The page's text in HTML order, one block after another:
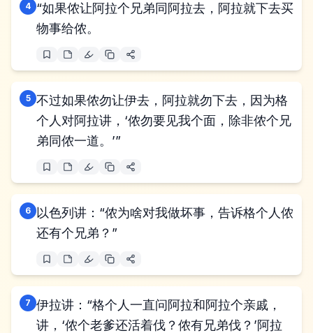
4 “如果侬让阿拉个兄弟同阿拉去，阿拉就下去买
物事给侬。
5 不过如果侬勿让伊去，阿拉就勿下去，因为格
个人对阿拉讲，‘侬勿要见我个面，除非侬个兄
弟同侬一道。’”
6
以色列讲：“侬为啥对我做坏事，告诉格个人侬
还有个兄弟？”
7 伊拉讲：“格个人一直问阿拉和阿拉个亲戚，
讲，‘侬个老爹还活着伐？侬有兄弟伐？’阿拉